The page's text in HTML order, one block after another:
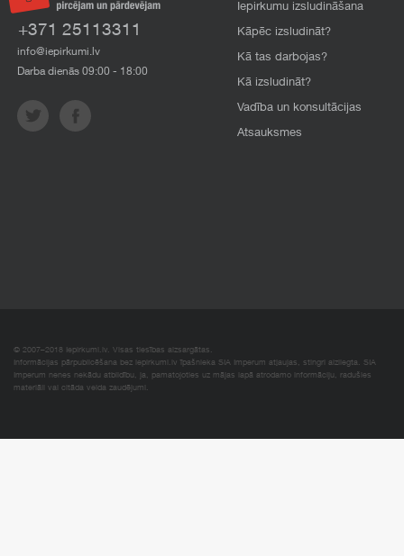
+371 25113311
info@iepirkumi.lv
Darba dienās 09:00 - 18:00
Iepirkumu izsludināšana
Kāpēc izsludināt?
Kā tas darbojas?
Kā izsludināt?
Vadība un konsultācijas
Atsauksmes
© 2007–2018 Iepirkumi.lv. Visas tiesības aizsargātas.
Informācijas pārpublicēšana bez iepirkumi.lv īpašnieka SIA Imperum atļaujas, stingri aizliegta. SIA
Imperum nenes nekādu atbildību, ja, pamatojoties uz mājas lapā atrodamo informāciju, radušies
materiāli vai citāda veida zaudējumi.